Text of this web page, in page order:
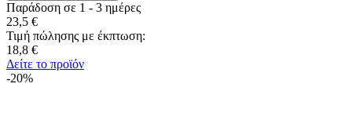
Παράδοση σε 1 - 3 ημέρες
23,5 €
Τιμή πώλησης με έκπτωση:
18,8 €
Δείτε το προϊόν
-20%